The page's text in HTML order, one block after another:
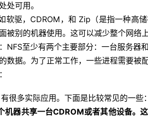
处可用。
软驱，CDROM，和 Zip（是指一种高
被别的机器使用。这可以减少整个网络
NFS至少有两个主要部分：一台服务器
数据。为了正常工作，一些进程需要被配
很多实际应用。下面是比较常见的一些：
机器共享一台CDROM或者其他设备。